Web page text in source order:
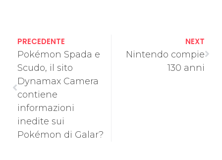
PRECEDENTE
Pokémon Spada e
Scudo, il sito
Dynamax Camera
contiene
informazioni
inedite sui
Pokémon di Galar?
NEXT
Nintendo compie
130 anni